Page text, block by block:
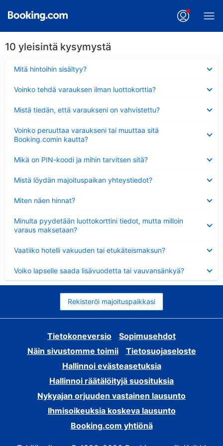
10 yleisintä kysymystä
Mitä hintoihin sisältyy?
Voinko tehdä varauksen ilman luottokorttia?
Mistä tiedän, että varaukseni on vahvistettu?
Voinko peruuttaa varaukseni tai muuttaa sitä
Booking.comin kautta?
Mikä on PIN-koodi ja mihin tarvitsen sitä?
Mistä löydän majoituspaikan yhteystiedot?
Miten näen hinnat?
Minulta pyydetään luottokorttini tiedot, mutta milloin
varaus maksetaan?
Vaatiiko hotelli vakuuden tai etukäteismaksun?
Voiko lapselle saada lisävuodetta tai vauvansänkyä?
Rekisteröi majoituspaikkasi
Tietokoneversio
Sopimusehdot
Näin sivustomme toimii
Tietosuojaseloste
Hallinnoi evästeasetuksia
Hallinnoi räätälöityjä suosituksia
Nykyajan orjuuden vastainen lausunto
Ihmisoikeuksia koskeva lausunto
Booking.com yhtiönä